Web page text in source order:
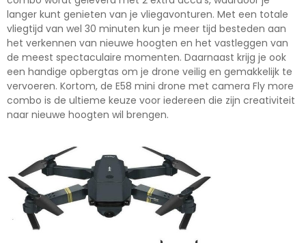
langer kunt genieten van je vliegavonturen. Met een totale
vliegtijd van wel 30 minuten kun je meer tijd besteden aan
het verkennen van nieuwe hoogten en het vastleggen van
de meest spectaculaire momenten. Daarnaast krijg je ook
een handige opbergtas om je drone veilig en gemakkelijk te
vervoeren. Kortom, de E58 mini drone met camera Fly more
combo is de ultieme keuze voor iedereen die zijn creativiteit
naar nieuwe hoogten wil brengen.